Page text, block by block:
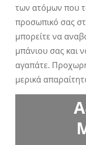
των ατόμων που
προσωπικό σας
μπορείτε να
μπάνιου σας και
αγαπάτε.
μερικά